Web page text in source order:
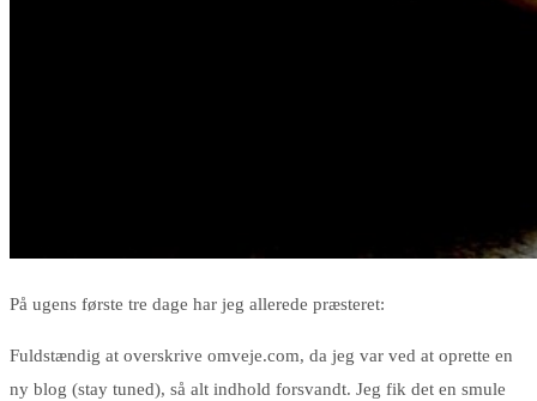
På ugens første tre dage har jeg allerede præsteret:
Fuldstændig at overskrive omveje.com, da jeg var ved at oprette en
ny blog (stay tuned), så alt indhold forsvandt. Jeg fik det en smule